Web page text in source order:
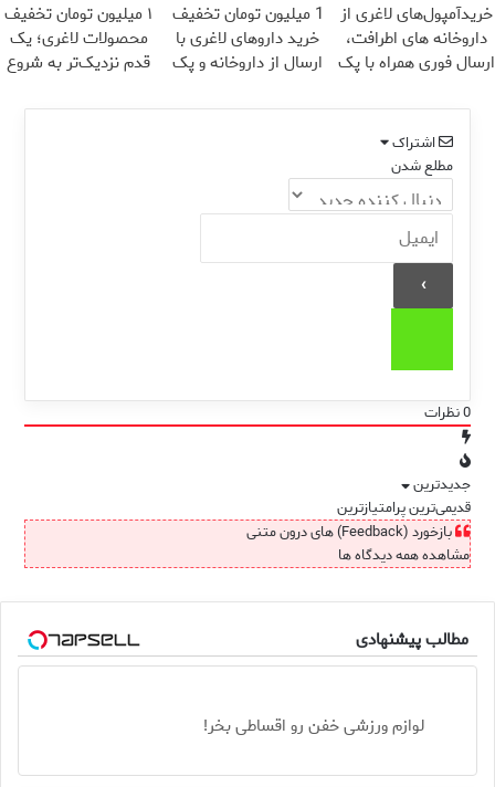
خریدآمپول‌های لاغری از
داروخانه های اطرافت،
ارسال فوری همراه با پک
1 میلیون تومان تخفیف
خرید داروهای لاغری با
ارسال از داروخانه و پک
۱ میلیون تومان تخفیف
محصولات لاغری؛ یک
قدم نزدیک‌تر به شروع
اشتراک
مطلع شدن
0نظرات
جدیدترین
قدیمی‌ترینپرامتیازترین
بازخورد (Feedback) های درون متنی
مشاهده همه دیدگاه ها
مطالب پیشنهادی
لوازم ورزشی خفن رو اقساطی بخر!